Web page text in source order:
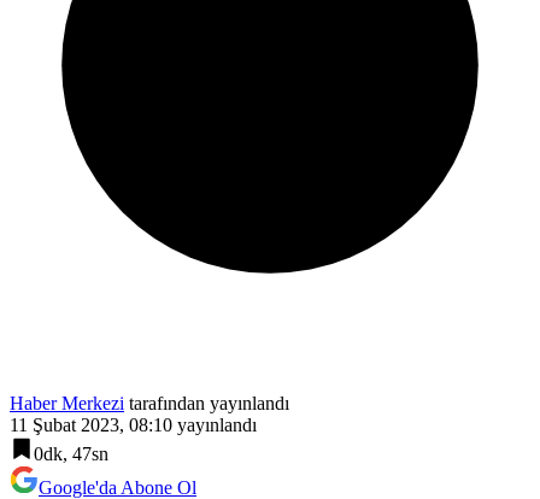
Haber Merkezi tarafından yayınlandı
11 Şubat 2023, 08:10 yayınlandı
0dk, 47sn
Google'da Abone Ol